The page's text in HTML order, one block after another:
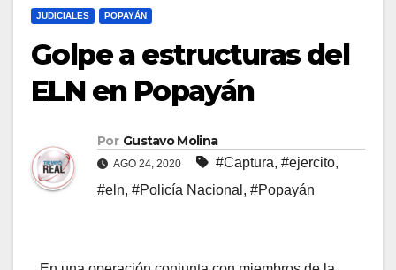
JUDICIALES POPAYÁN
Golpe a estructuras del
ELN en Popayán
Por Gustavo Molina
AGO 24, 2020 #Captura, #ejercito,
#eln, #Policía Nacional , #Popayán